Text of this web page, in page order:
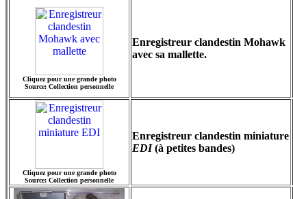
Cliquez pour une grande photo
Source: Collection personnelle
Enregistreur clandestin Mohawk
avec sa mallette.
Cliquez pour une grande photo
Source: Collection personnelle
Enregistreur clandestin miniature
EDI(à petites bandes)